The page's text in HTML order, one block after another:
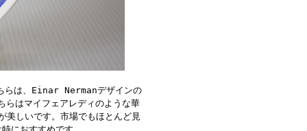
ちらは、Einar Nermanデザインの
らはマイフェアレディのような華
美しいです。市場でもほとんど見